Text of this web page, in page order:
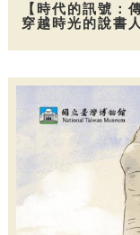
【時代的訊號：
穿越時光的說書